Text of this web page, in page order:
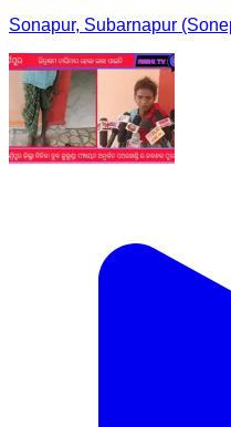
Sonapur, Subarnapur